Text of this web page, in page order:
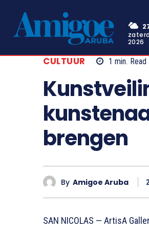
2026
CULTUUR 1 min. Read
brengen
By Amigoe Aruba
SAN NICOLAS — ArtisA